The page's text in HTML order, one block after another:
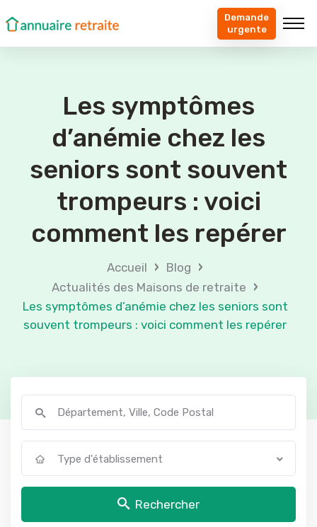
Demande
urgente
Les symptômes
d’anémie chez les
seniors sont souvent
trompeurs : voici
comment les repérer
Accueil › Blog ›
Actualités des Maisons de retraite ›
Les symptômes d’anémie chez les seniors sont
souvent trompeurs : voici comment les repérer
Type d'établissement
Rechercher